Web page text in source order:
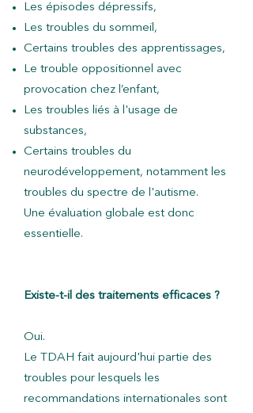
Les épisodes dépressifs,
Les troubles du sommeil,
Certains troubles des apprentissages,
Le trouble oppositionnel avec
provocation chez l’enfant,
Les troubles liés à l'usage de
substances,
Certains troubles du
neurodéveloppement, notamment les
troubles du spectre de l'autisme.
Une évaluation globale est donc
essentielle.
Existe-t-il des traitements efficaces ?
Oui.
Le TDAH fait aujourd'hui partie des
troubles pour lesquels les
recommandations internationales sont